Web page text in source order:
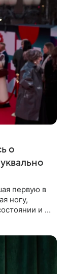
о
первую в
ногу,
и о